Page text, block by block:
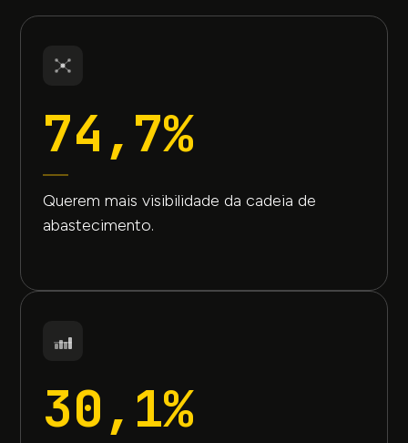
74,7%
Querem mais visibilidade da cadeia de
abastecimento.
30,1%